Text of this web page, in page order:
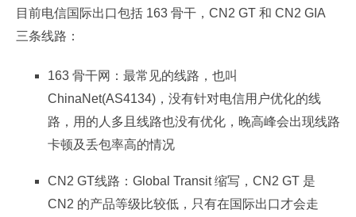
目前电信国际出口包括 163 骨干，CN2 GT 和 CN2 GIA
三条线路：
163 骨干网：最常见的线路，也叫
ChinaNet(AS4134)，没有针对电信用户优化的线
路，用的人多且线路也没有优化，晚高峰会出现线路
卡顿及丢包率高的情况
CN2 GT线路：Global Transit 缩写，CN2 GT 是
CN2 的产品等级比较低，只有在国际出口才会走